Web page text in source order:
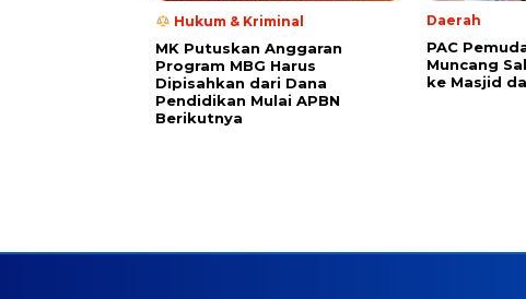
Hukum & Kriminal
MK Putuskan Anggaran
Program MBG Harus
Dipisahkan dari Dana
Pendidikan Mulai APBN
Berikutnya
Daerah
PAC
Muncang
ke Masjid